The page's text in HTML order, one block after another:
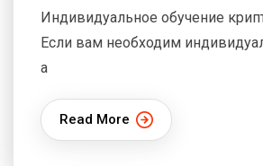
Индивидуальное обучение
Если вам необходим
а
Read More